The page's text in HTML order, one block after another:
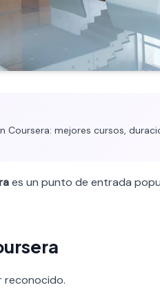
Coursera: mejores cursos,
es un punto de entrada
reconocido.